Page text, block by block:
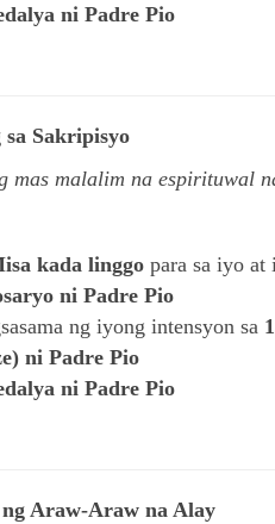
ni Padre Pio
Sakripisyo
mas malalim na espirituwal
kada linggo para sa iyo at
ni Padre Pio
ng iyong intensyon sa
ni Padre Pio
ni Padre Pio
Araw-Araw na Alay